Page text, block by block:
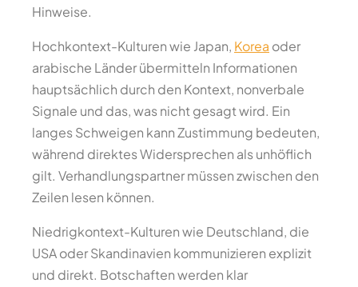
Hinweise.
Hochkontext-Kulturen wie Japan, Korea oder
arabische Länder übermitteln Informationen
hauptsächlich durch den Kontext, nonverbale
Signale und das, was nicht gesagt wird. Ein
langes Schweigen kann Zustimmung bedeuten,
während direktes Widersprechen als unhöflich
gilt. Verhandlungspartner müssen zwischen den
Zeilen lesen können.
Niedrigkontext-Kulturen wie Deutschland, die
USA oder Skandinavien kommunizieren explizit
und direkt. Botschaften werden klar